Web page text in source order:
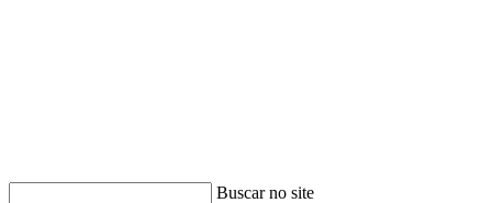
Buscar no site